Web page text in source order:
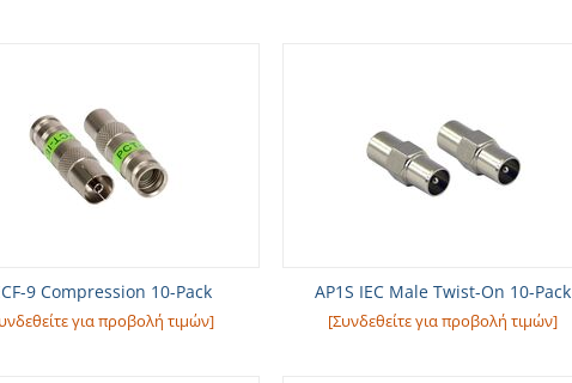
9 Compression 10-Pack
για προβολή τιμών]
AP1S IEC Male Twist-On 10-Pack
[Συνδεθείτε για προβολή τιμών]